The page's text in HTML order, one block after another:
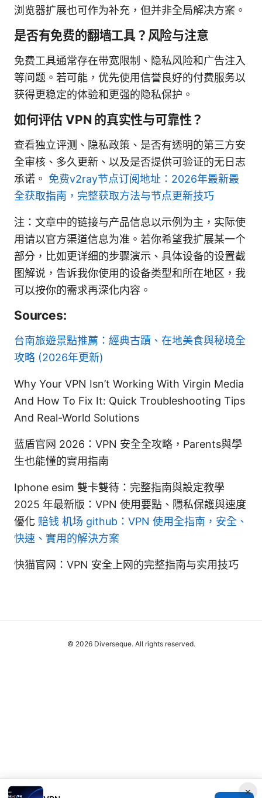
浏览器扩展也可作为补充，但并非全局解决方案。
是否有免费的翻墙工具？风险与注意
免费工具通常存在带宽限制、隐私风险和广告注入
等问题。若可能，优先使用信誉良好的付费服务以
获得更稳定的体验和更强的隐私保护。
如何评估 VPN 的真实性与可靠性？
查看独立评测、隐私政策、是否有透明的第三方安
全审核、多久更新、以及是否提供可验证的无日志
承诺。 免费v2ray节点订阅地址：2026年最新最
全获取指南，完整获取方法与节点更新技巧
注：文章中的链接与产品信息以示例为主，实际使
用请以官方渠道信息为准。若你希望我扩展某一个
部分，比如更详细的步骤演示、具体设备的设置截
图解说，告诉我你使用的设备类型和所在地区，我
可以按你的需求再深化内容。
Sources:
台南旅遊景點推薦：經典古蹟、在地美食與秘境全
攻略 (2026年更新)
Why Your VPN Isn’t Working With Virgin Media
And How To Fix It: Quick Troubleshooting Tips
And Real-World Solutions
蓝盾官网 2026：VPN 安全全攻略，Parents與學
生也能懂的實用指南
Iphone esim 雙卡雙待：完整指南與設定教學
2025 年最新版：VPN 使用要點、隱私保護與速度
優化 赔钱 机场 github：VPN 使用全指南，安全、
快速、實用的解決方案
快猫官网：VPN 安全上网的完整指南与实用技巧
×
© 2026 Diverseque. All rights reserved.